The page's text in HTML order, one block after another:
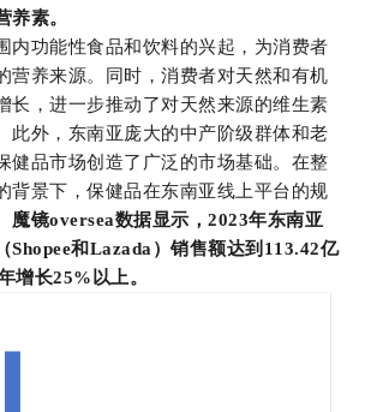
养素。
内功能性食品和饮料的兴起，为消费者
营养来源。同时，消费者对天然和有机
长，进一步推动了对天然来源的维生素
此外，东南亚庞大的中产阶级群体和老
健品市场创造了广泛的市场基础。 在整
背景下，保健品在东南亚线上平台的规
魔镜oversea数据显示，2023年东南亚
Shopee和Lazada）销售额达到113.42亿
增长25%以上。